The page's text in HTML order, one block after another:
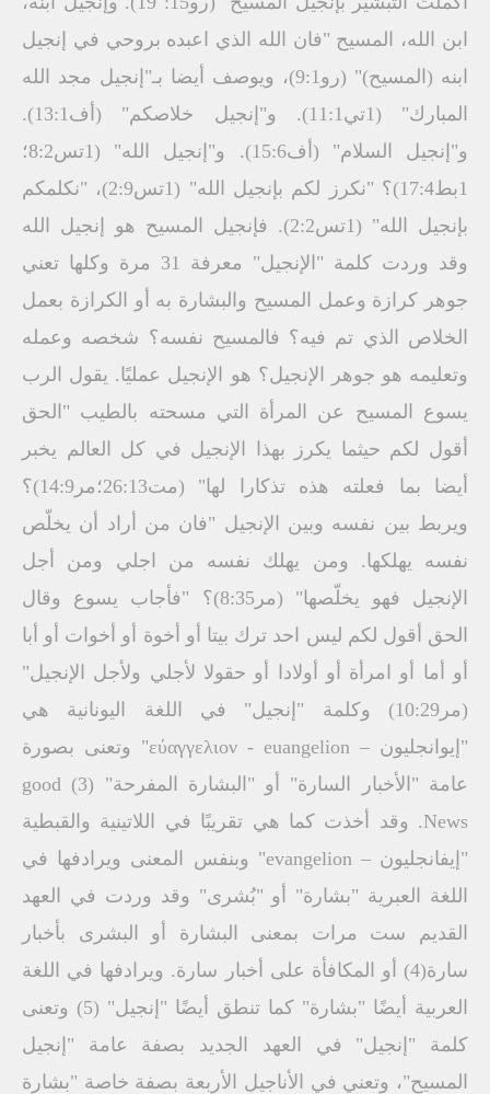
ابن الله، المسيح "فان الله الذي اعبده بروحي في إنجيل
ابنه (المسيح)" (رو9:1)، ويوصف أيضا بـ"إنجيل مجد الله
المبارك" (1تي11:1). و"إنجيل خلاصكم" (أف13:1).
و"إنجيل السلام" (أف15:6). و"إنجيل الله" (1تس8:2؛
1بط17:4)؟ "نكرز لكم بإنجيل الله" (1تس2:9)، "نكلمكم
بإنجيل الله" (1تس2:2). فإنجيل المسيح هو إنجيل الله
وقد وردت كلمة "الإنجيل" معرفة 31 مرة وكلها تعني
جوهر كرازة وعمل المسيح والبشارة به أو الكرازة بعمل
الخلاص الذي تم فيه؟ فالمسيح نفسه؟ شخصه وعمله
وتعليمه هو جوهر الإنجيل؟ هو الإنجيل عمليًا. يقول الرب
يسوع المسيح عن المرأة التي مسحته بالطيب "الحق
أقول لكم حيثما يكرز بهذا الإنجيل في كل العالم يخبر
أيضا بما فعلته هذه تذكارا لها" (مت26:13؛مر14:9)؟
ويربط بين نفسه وبين الإنجيل "فان من أراد أن يخلّص
نفسه يهلكها. ومن يهلك نفسه من اجلي ومن أجل
الإنجيل فهو يخلّصها" (مر8:35)؟ "فأجاب يسوع وقال
الحق أقول لكم ليس احد ترك بيتا أو أخوة أو أخوات أو أبا
أو أما أو امرأة أو أولادا أو حقولا لأجلي ولأجل الإنجيل"
(مر10:29) وكلمة "إنجيل" في اللغة اليونانية هي
"إيوانجليون – εύαγγελιον - euangelion" وتعنى بصورة
عامة "الأخبار السارة" أو "البشارة المفرحة" (3) good
News. وقد أخذت كما هي تقريبًا في اللاتينية والقبطية
"إيفانجليون – evangelion" وبنفس المعنى ويرادفها في
اللغة العبرية "بشارة" أو "بُشرى" وقد وردت في العهد
القديم ست مرات بمعنى البشارة أو البشرى بأخبار
سارة(4) أو المكافأة على أخبار سارة. ويرادفها في اللغة
العربية أيضًا "بشارة" كما تنطق أيضًا "إنجيل" (5) وتعنى
كلمة "إنجيل" في العهد الجديد بصفة عامة "إنجيل
المسيح"، وتعني في الأناجيل الأربعة بصفة خاصة "بشارة